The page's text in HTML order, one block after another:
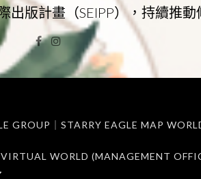
出版計畫（SEIPP），持續推
Facebook
Instagram
GROUP｜STARRY EAGLE MAP
WORLD (MANAGEMENT